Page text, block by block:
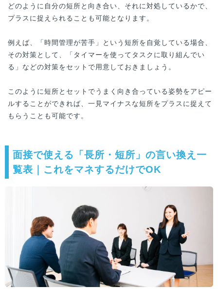
どのように自分の短所と向き合い、それに対処しているかで、
プラスに捉えられることも可能となります。
例えば、「時間管理が苦手」という短所を自覚している場合、
その対策として、「タイマーを使ってタスクに取り組んでい
る」などの対策をセットで用意しておきましょう。
このように短所とセットでうまく向き合っている姿勢をアピー
ルすることができれば、一見マイナスな短所をプラスに捉えて
もらうことも可能です。
面接で使える「長所・短所」の言い換え一
覧表｜これをマネするだけでOK